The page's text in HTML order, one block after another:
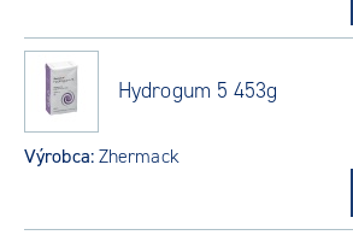
Hydrogum 5 453g
Výrobca:Zhermack